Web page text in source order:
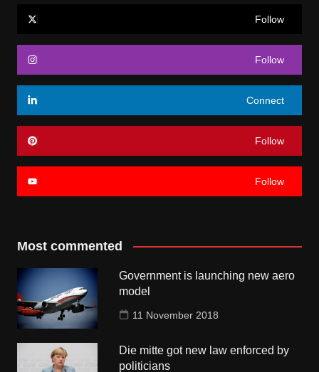
Follow
Follow
Connect
Follow
Follow
Most commented
Government is launching new aero
model
11 November 2018
Die mitte got new law enforced by
politicians